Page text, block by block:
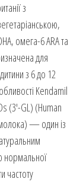
з
омега-6 ARA та
для
з 6 до 12
Kendamil
(3′-GL) (Human
— один із
нормальної
частоту